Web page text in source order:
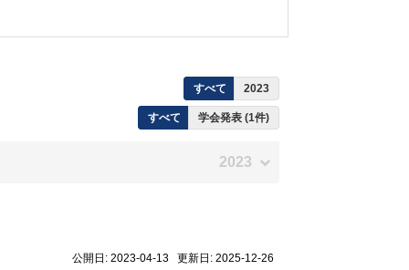
すべて 2023
すべて 学会発表 (1件)
2023
公開日: 2023-04-13 更新日: 2025-12-26